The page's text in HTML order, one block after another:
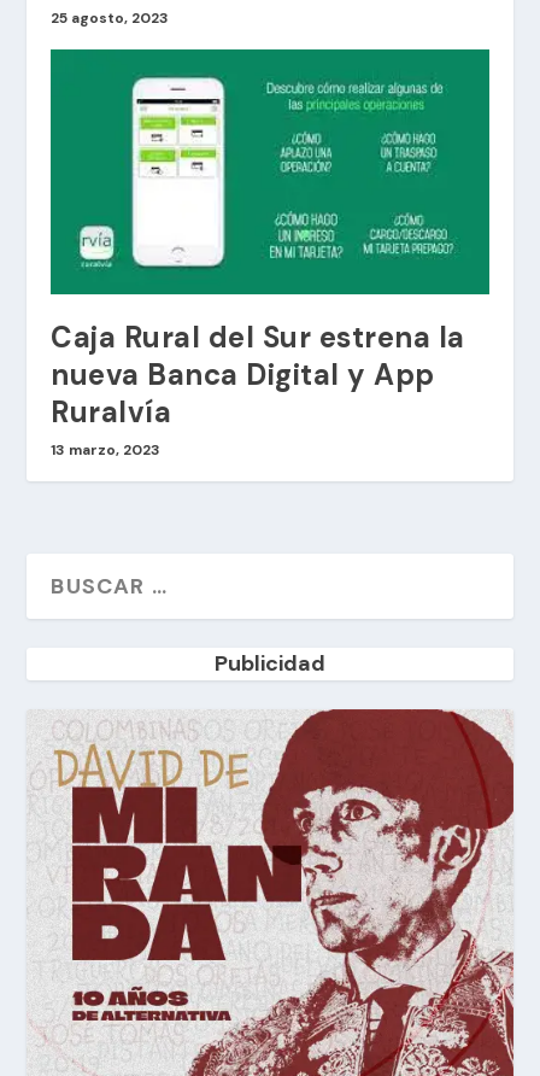
25 agosto, 2023
Caja Rural del Sur estrena la
nueva Banca Digital y App
Ruralvía
13 marzo, 2023
Publicidad